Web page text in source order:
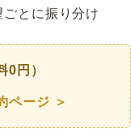
とに振り分け
0円）
ページ ＞